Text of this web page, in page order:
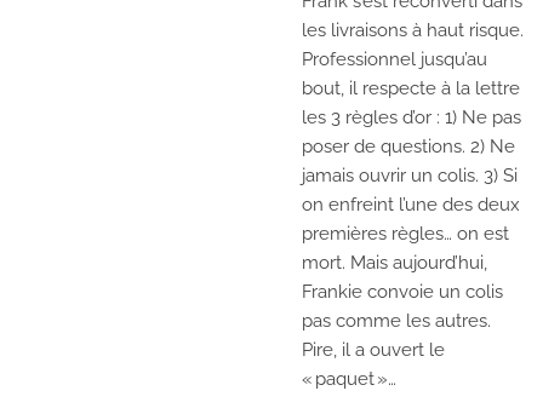
les livraisons à haut risque.
Professionnel jusqu’au
bout, il respecte à la lettre
les 3 règles d’or : 1) Ne pas
poser de questions. 2) Ne
jamais ouvrir un colis. 3) Si
on enfreint l’une des deux
premières règles… on est
mort. Mais aujourd’hui,
Frankie convoie un colis
pas comme les autres.
Pire, il a ouvert le
« paquet »…